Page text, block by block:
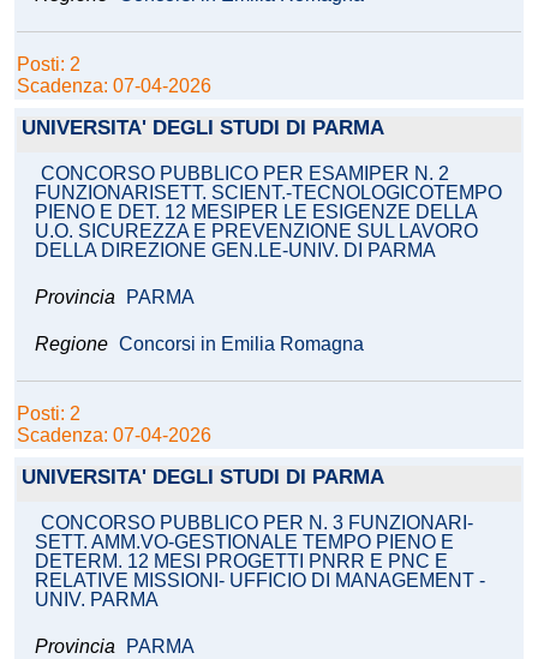
Posti: 2
Scadenza: 07-04-2026
UNIVERSITA' DEGLI STUDI DI PARMA
CONCORSO PUBBLICO PER ESAMIPER N. 2
FUNZIONARISETT. SCIENT.-TECNOLOGICOTEMPO
PIENO E DET. 12 MESIPER LE ESIGENZE DELLA
U.O. SICUREZZA E PREVENZIONE SUL LAVORO
DELLA DIREZIONE GEN.LE-UNIV. DI PARMA
Provincia PARMA
Regione Concorsi in Emilia Romagna
Posti: 2
Scadenza: 07-04-2026
UNIVERSITA' DEGLI STUDI DI PARMA
CONCORSO PUBBLICO PER N. 3 FUNZIONARI-
SETT. AMM.VO-GESTIONALE TEMPO PIENO E
DETERM. 12 MESI PROGETTI PNRR E PNC E
RELATIVE MISSIONI- UFFICIO DI MANAGEMENT -
UNIV. PARMA
Provincia PARMA